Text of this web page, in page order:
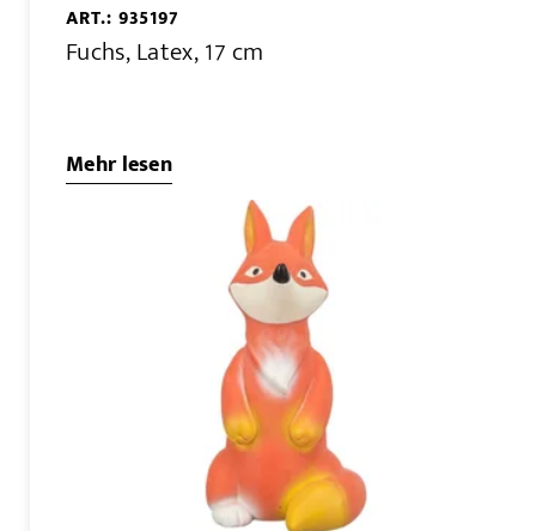
ART.: 935197
Fuchs, Latex, 17 cm
Mehr lesen